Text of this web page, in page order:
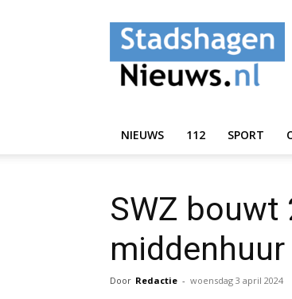
NIEUWS 112 SPORT
SWZ bouwt
middenhuur
Door Redactie - woensdag 3 april 2024